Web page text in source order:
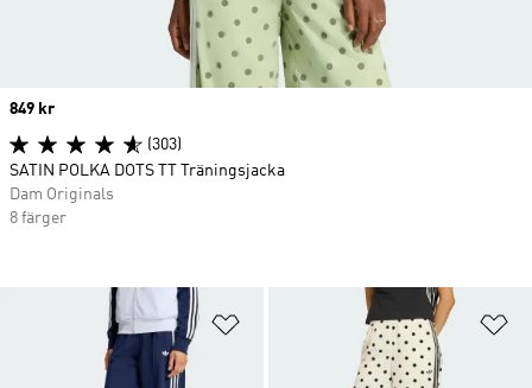
Lägg till på önskelistan
Price
849 kr
(303)
SATIN POLKA DOTS TT Träningsjacka
Dam Originals
8 färger